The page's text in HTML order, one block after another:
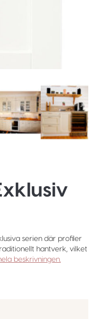
serien där profiler
hantverk, vilket
beskrivningen.